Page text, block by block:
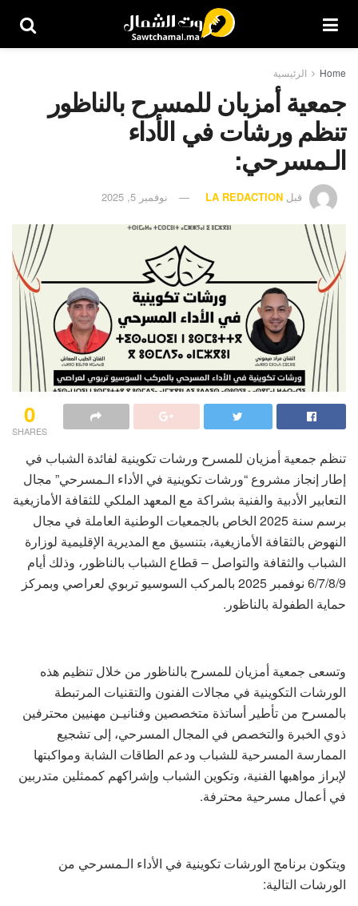
Home الرئيسية
جمعية أمزيان للمسرح بالناظور
تنظم ورشات في الأداء
الـمسرحي:
قبل LA REDACTION نوفمبر 5, 2025
0
SHARES
تنظم جمعية أمزيان للمسرح ورشات تكوينية لفائدة الشباب في
إطار إنجاز مشروع “ورشات تكوينية في الأداء الـمسرحي” مجال
التعابير الأدبية والفنية بشراكة مع المعهد الملكي للثقافة الأمازيغية
برسم سنة 2025 الخاص بالجمعيات الوطنية العاملة في مجال
النهوض بالثقافة الأمازيغية، بتنسيق مع المديرية الإقليمية لوزارة
الشباب والثقافة والتواصل – قطاع الشباب بالناظور، وذلك أيام
6/7/8/9 نوفمبر 2025 بالمركب السوسيو تربوي لعراصي وبمركز
حماية الطفولة بالناظور.
وتسعى جمعية أمزيان للمسرح بالناظور من خلال تنظيم هذه
الورشات التكوينية في مجالات الفنون والتقنيات المرتبطة
بالمسرح من تأطير أساتذة متخصصين وفنانيـن مهنيين محترفين
ذوي الخبرة والتخصص في المجال المسرحي، إلى تشجيع
الممارسة المسرحية للشباب ودعم الطاقات الشابة ومواكبتها
لإبراز مواهبها الفنية، وتكوين الشباب وإشراكهم كممثلين متدربين
في أعمال مسرحية محترفة.
ويتكون برنامج الورشات تكوينية في الأداء الـمسرحي من
الورشات التالية: